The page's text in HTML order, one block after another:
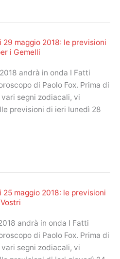
29 maggio 2018: le previsioni
i Gemelli
andrà in onda I Fatti
di Paolo Fox. Prima di
segni zodiacali, vi
previsioni di ieri lunedì 28
25 maggio 2018: le previsioni
andrà in onda I Fatti
di Paolo Fox. Prima di
segni zodiacali, vi